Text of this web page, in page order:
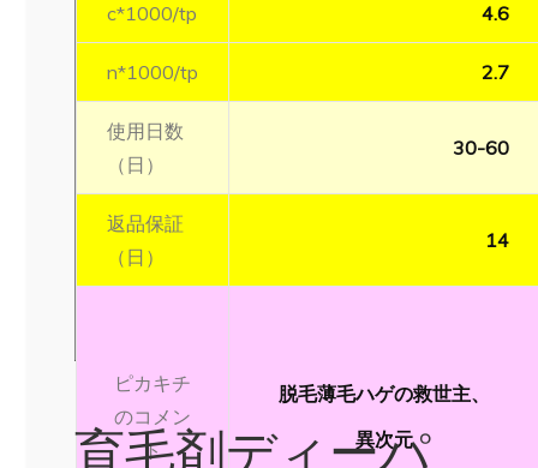
c*1000/tp 4.6
n*1000/tp 2.7
使用日数
（日）
30-60
返品保証
（日）
14
ピカキチ
のコメン
ト
脱毛薄毛ハゲの救世主、
異次元
育毛剤ディーパ